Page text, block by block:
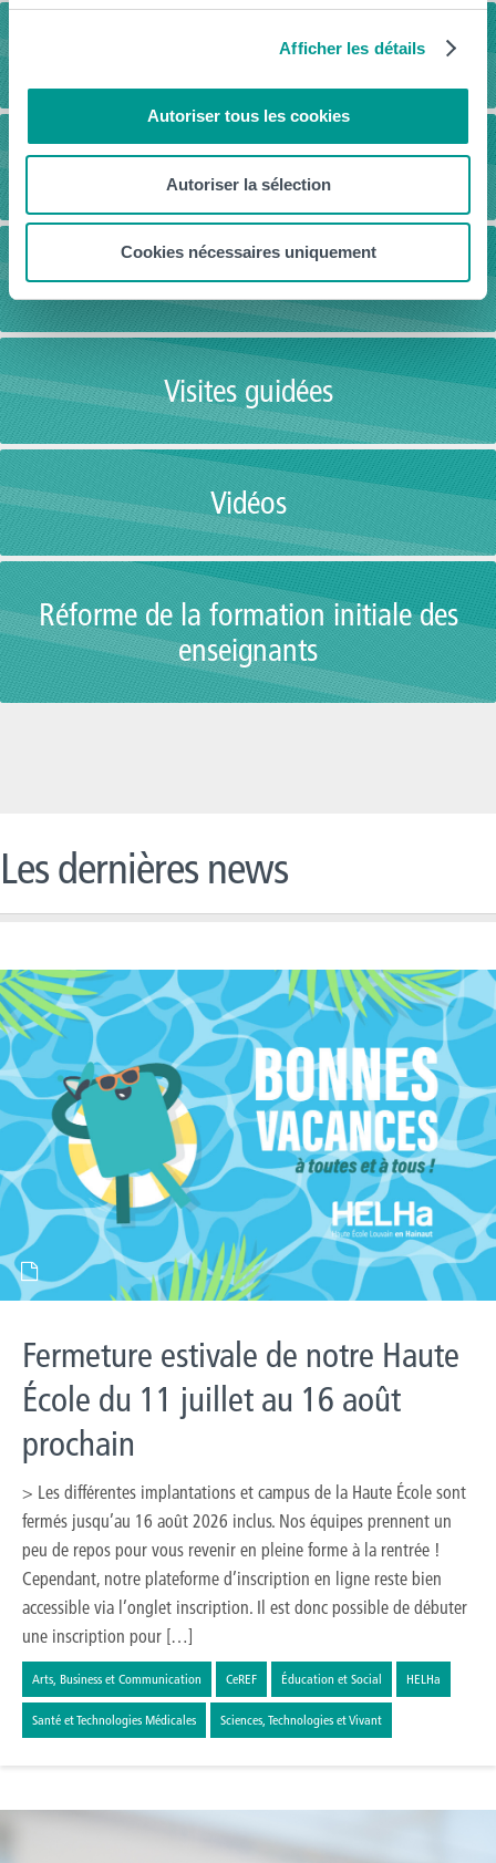
Afficher les détails
Autoriser tous les cookies
Autoriser la sélection
Cookies nécessaires uniquement
Télécharge la brochure
Cours Ouverts
Journée Portes Ouvertes
Visites guidées
Vidéos
Réforme de la formation initiale des
enseignants
Les dernières news
Fermeture estivale de notre Haute
École du 11 juillet au 16 août
prochain
> Les différentes implantations et campus de la Haute École sont
fermés jusqu’au 16 août 2026 inclus. Nos équipes prennent un
peu de repos pour vous revenir en pleine forme à la rentrée !
Cependant, notre plateforme d’inscription en ligne reste bien
accessible via l’onglet inscription. Il est donc possible de débuter
une inscription pour […]
Arts, Business et Communication CeREF Éducation et Social HELHa
Santé et Technologies Médicales Sciences, Technologies et Vivant